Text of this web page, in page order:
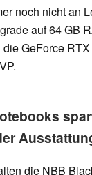
noch nicht an
auf 64 GB
GeForce
die NBB